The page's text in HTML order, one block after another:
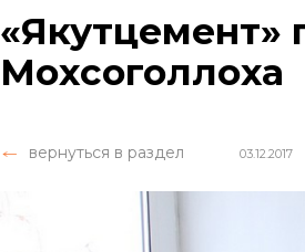
«Якутцемент»
Мохсоголлоха
вернуться в раздел 03.12.2017